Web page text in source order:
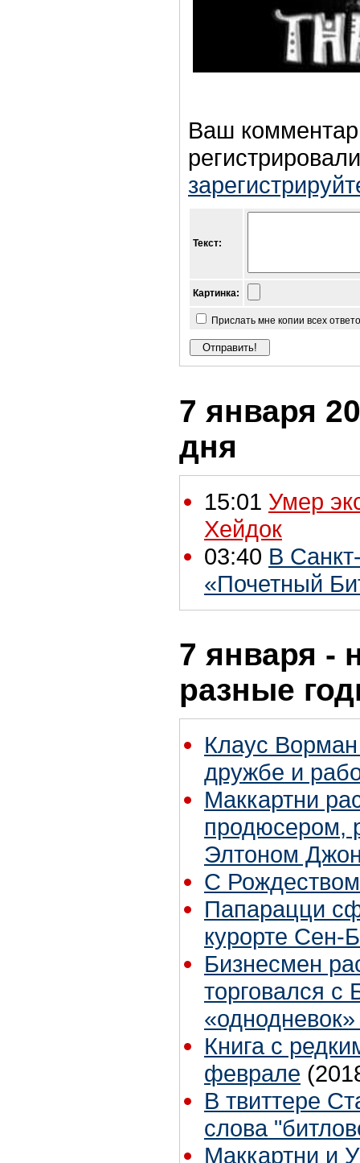
Ваш
Текст:
Картинка:
Прислать мне копии всех
7 января
дня
15:01 Умер
Хейдок
03:40 В
«Почетный
7 января -
разные
Клаус
дружбе и
Маккартни
продюсером,
Элтоном
С
Папарацци
курорте Сен-
Бизнесмен
торговался с
Книга с
феврале
В твиттере
слова
Маккартни и